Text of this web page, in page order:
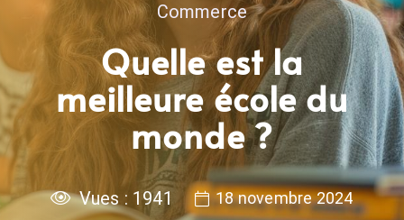
Commerce
Quelle est la
meilleure école du
monde ?
Vues : 1941 18 novembre 2024